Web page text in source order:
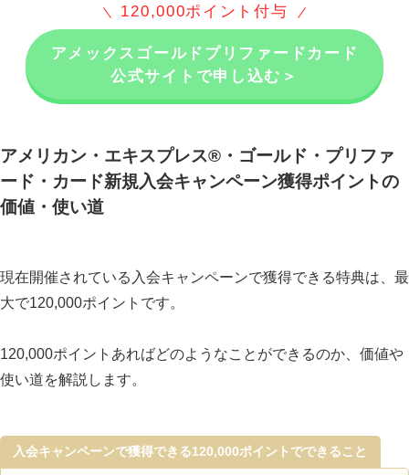
120,000ポイント付与
アメックスゴールドプリファードカード
公式サイトで申し込む＞
アメリカン・エキスプレス®・ゴールド・プリファ
ード・カード新規入会キャンペーン獲得ポイントの
価値・使い道
現在開催されている入会キャンペーンで獲得できる特典は、最
大で120,000ポイントです。
120,000ポイントあればどのようなことができるのか、価値や
使い道を解説します。
入会キャンペーンで獲得できる120,000ポイントでできること